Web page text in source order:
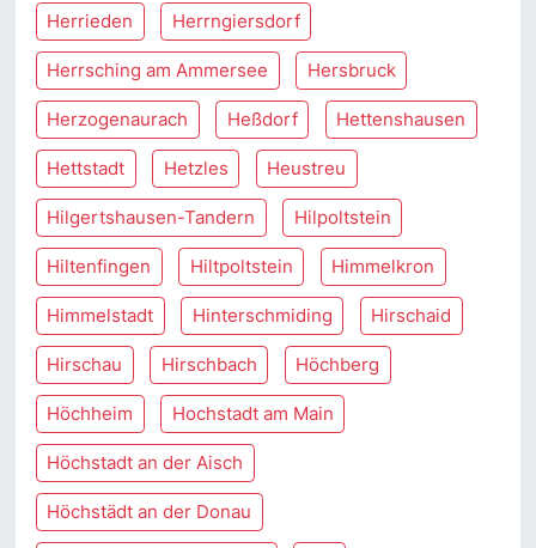
Herrieden Herrngiersdorf
Herrsching am Ammersee Hersbruck
Herzogenaurach Heßdorf Hettenshausen
Hettstadt Hetzles Heustreu
Hilgertshausen-Tandern Hilpoltstein
Hiltenfingen Hiltpoltstein Himmelkron
Himmelstadt Hinterschmiding Hirschaid
Hirschau Hirschbach Höchberg
Höchheim Hochstadt am Main
Höchstadt an der Aisch
Höchstädt an der Donau